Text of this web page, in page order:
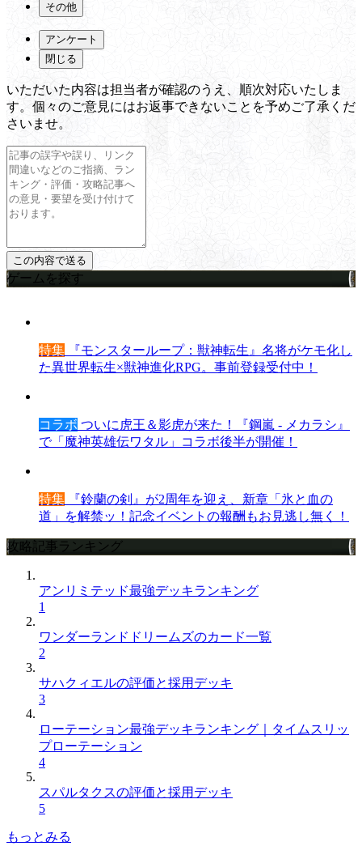
その他
アンケート
閉じる
いただいた内容は担当者が確認のうえ、順次対応いたしま
す。個々のご意見にはお返事できないことを予めご了承くだ
さいませ。
ゲームを探す
特集 『モンスターループ：獣神転生』名将がケモ化し
た異世界転生×獣神進化RPG。事前登録受付中！
コラボ ついに虎王＆影虎が来た！『鋼嵐 - メカラシ』
で「魔神英雄伝ワタル」コラボ後半が開催！
特集 『鈴蘭の剣』が2周年を迎え、新章「氷と血の
道」を解禁ッ！記念イベントの報酬もお見逃し無く！
攻略記事ランキング
アンリミテッド最強デッキランキング
1
ワンダーランドドリームズのカード一覧
2
サハクィエルの評価と採用デッキ
3
ローテーション最強デッキランキング｜タイムスリッ
プローテーション
4
スパルタクスの評価と採用デッキ
5
もっとみる